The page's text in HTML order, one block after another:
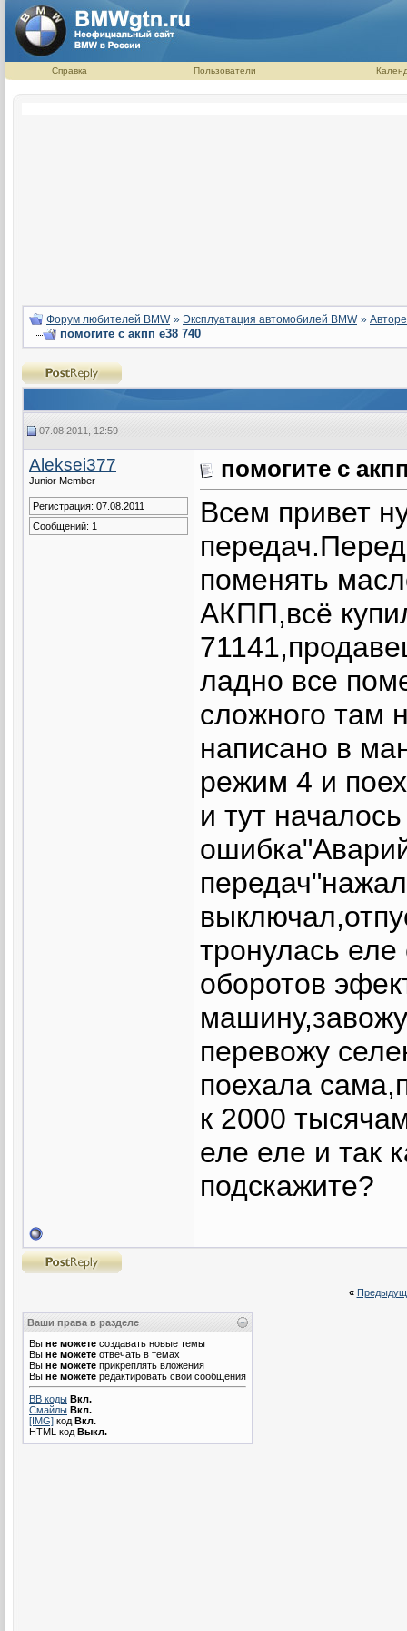
Справка Пользователи
Форум любителей BMW » Эксплуатация автомобилей BMW »
помогите с акпп е38 740
07.08.2011, 12:59
Aleksei377
Junior Member
Регистрация: 07.08.2011
Сообщений: 1
помогите с
Всем привет
поменять
АКПП,всё
ладно все
сложного там
написано в
режим 4 и
и тут
тронулась
оборотов
перевожу
поехала
к 2000
еле еле и так
подскажите?
«
Ваши права в разделе
Вы не можете создавать новые темы
Вы не можете отвечать в темах
Вы не можете прикреплять вложения
Вы не можете редактировать свои сообщения
BB коды Вкл.
Смайлы Вкл.
[IMG] код Вкл.
HTML код Выкл.